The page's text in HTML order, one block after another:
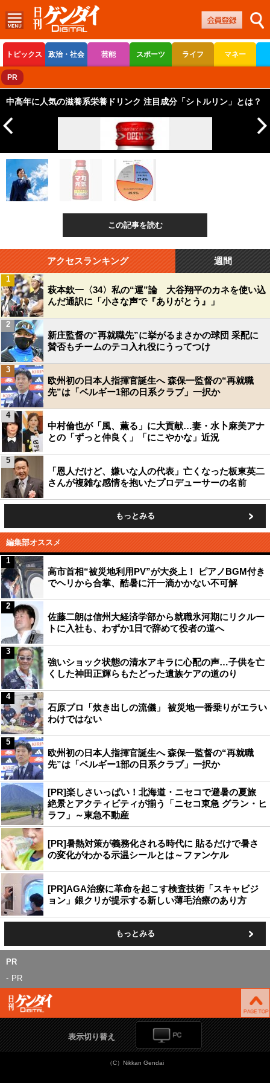
トピックス 政治・社会 芸能 スポーツ ライフ マネー
ボートレース
PR
中高年に人気の滋養系栄養ドリンク 注目成分「シトルリン」とは？
マカの元気ドリンク（Ｃ）日刊ゲンダイ
この記事を読む
アクセスランキング 週間
萩本欽一〈34〉私の“運”論 大谷翔平のカネを使い込
んだ通訳に「小さな声で『ありがとう』」
1
新庄監督の“再就職先”に挙がるまさかの球団 采配に
賛否もチームのテコ入れ役にうってつけ
2
欧州初の日本人指揮官誕生へ 森保一監督の“再就職
先”は「ベルギー1部の日系クラブ」一択か
3
中村倫也が「風、薫る」に大貢献…妻・水卜麻美アナ
との「ずっと仲良く」「にこやかな」近況
4
「恩人だけど、嫌いな人の代表」亡くなった板東英二
さんが複雑な感情を抱いたプロデューサーの名前
5
もっとみる
編集部オススメ
高市首相“被災地利用PV”が大炎上！ ピアノBGM付き
でヘリから合掌、酷暑に汗一滴かかない不可解
1
佐藤二朗は信州大経済学部から就職氷河期にリクルー
トに入社も、わずか1日で辞めて役者の道へ
2
強いショック状態の清水アキラに心配の声…子供を亡
くした神田正輝らもたどった遺族ケアの道のり
3
石原プロ「炊き出しの流儀」 被災地一番乗りがエラい
わけではない
4
欧州初の日本人指揮官誕生へ 森保一監督の“再就職
先”は「ベルギー1部の日系クラブ」一択か
5
[PR]楽しさいっぱい！北海道・ニセコで避暑の夏旅
絶景とアクティビティが揃う「ニセコ東急 グラン・ヒ
ラフ」～東急不動産
[PR]暑熱対策が義務化される時代に 貼るだけで暑さ
の変化がわかる示温シールとは～ファンケル
[PR]AGA治療に革命を起こす検査技術「スキャビジ
ョン」銀クリが提示する新しい薄毛治療のあり方
もっとみる
PR
PR
表示切り替え
（C）Nikkan Gendai